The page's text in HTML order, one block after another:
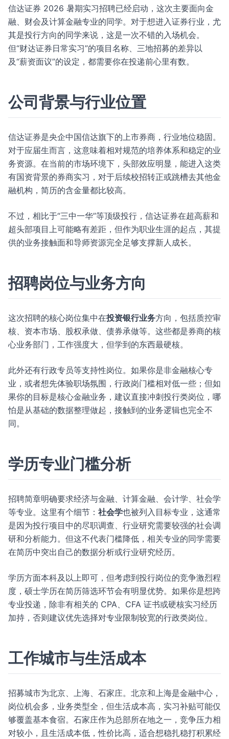
信达证券 2026 暑期实习招聘已经启动，这次主要面向金
融、财会及计算金融专业的同学。对于想进入证券行业，尤
其是投行方向的同学来说，这是一次不错的入场机会。
但“财达证券日常实习”的项目名称、三地招募的差异以
及“薪资面议”的设定，都需要你在投递前心里有数。
公司背景与行业位置
信达证券是央企中国信达旗下的上市券商，行业地位稳固。
对于应届生而言，这意味着相对规范的培养体系和稳定的业
务资源。在当前的市场环境下，头部效应明显，能进入这类
有国资背景的券商实习，对于后续校招转正或跳槽去其他金
融机构，简历的含金量都比较高。
不过，相比于“三中一华”等顶级投行，信达证券在超高薪和
超头部项目上可能略有差距，但作为职业生涯的起点，其提
供的业务接触面和导师资源完全足够支撑新人成长。
招聘岗位与业务方向
这次招聘的核心岗位集中在投资银行业务方向，包括质控审
核、资本市场、股权承做、债券承做等。这些都是券商的核
心业务部门，工作强度大，但学到的东西最硬核。
此外还有行政专员等支持性岗位。如果你是非金融核心专
业，或者想先体验职场氛围，行政岗门槛相对低一些；但如
果你的目标是核心金融业务，建议直接冲刺投行类岗位，哪
怕是从基础的数据整理做起，接触到的业务逻辑也完全不
同。
学历专业门槛分析
招聘简章明确要求经济与金融、计算金融、会计学、社会学
等专业。这里有个细节： 社会学也被列入目标专业，这通常
是因为投行项目中的尽职调查、行业研究需要较强的社会调
研和分析能力。但这不代表门槛降低，相关专业的同学需要
在简历中突出自己的数据分析或行业研究经历。
学历方面本科及以上即可，但考虑到投行岗位的竞争激烈程
度，硕士学历在简历筛选环节会有明显优势。如果你是想跨
专业投递，除非有相关的 CPA、CFA 证书或硬核实习经历
加持，否则建议优先选择对专业限制较宽的行政类岗位。
工作城市与生活成本
招募城市为北京、上海、石家庄。北京和上海是金融中心，
岗位机会多，业务类型全，但生活成本高，实习补贴可能仅
够覆盖基本食宿。石家庄作为总部所在地之一，竞争压力相
对较小，且生活成本低，性价比高，适合想稳扎稳打积累经